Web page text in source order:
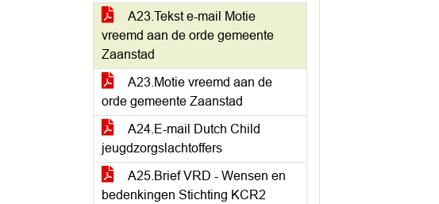
A23.Tekst e-mail Motie
vreemd aan de orde gemeente
Zaanstad
A23.Motie vreemd aan de
orde gemeente Zaanstad
A24.E-mail Dutch Child
jeugdzorgslachtoffers
A25.Brief VRD - Wensen en
bedenkingen Stichting KCR2